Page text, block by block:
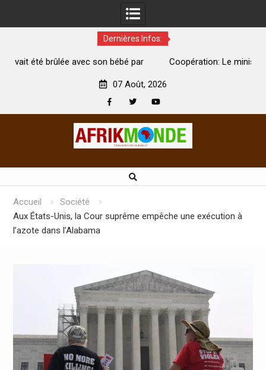
Dernières Infos:
par
Coopération: Le ministre Indien Kirti Vardhan Singh à
07 Août, 2026
Accueil
Société
Aux États-Unis, la Cour suprême empêche une exécution à
l’azote dans l’Alabama